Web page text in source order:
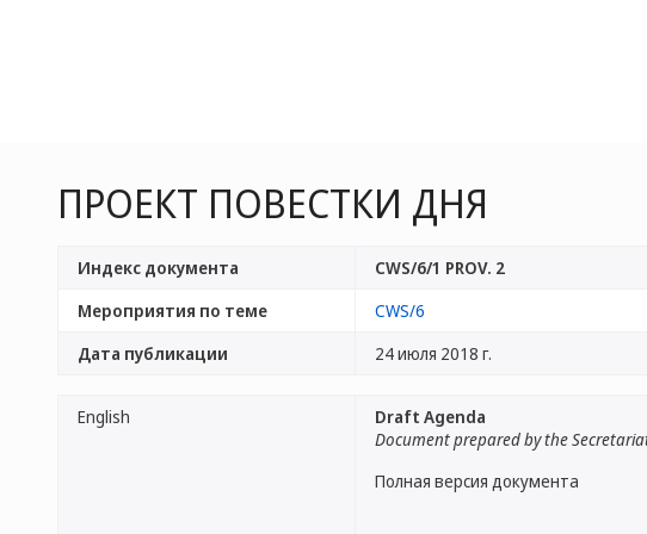
ПРОЕКТ ПОВЕСТКИ ДНЯ
Индекс документа
CWS/6/1 PROV. 2
Мероприятия по теме
CWS/6
Дата публикации
24 июля 2018 г.
English
Draft Agenda
Document prepared by the
Полная версия документа